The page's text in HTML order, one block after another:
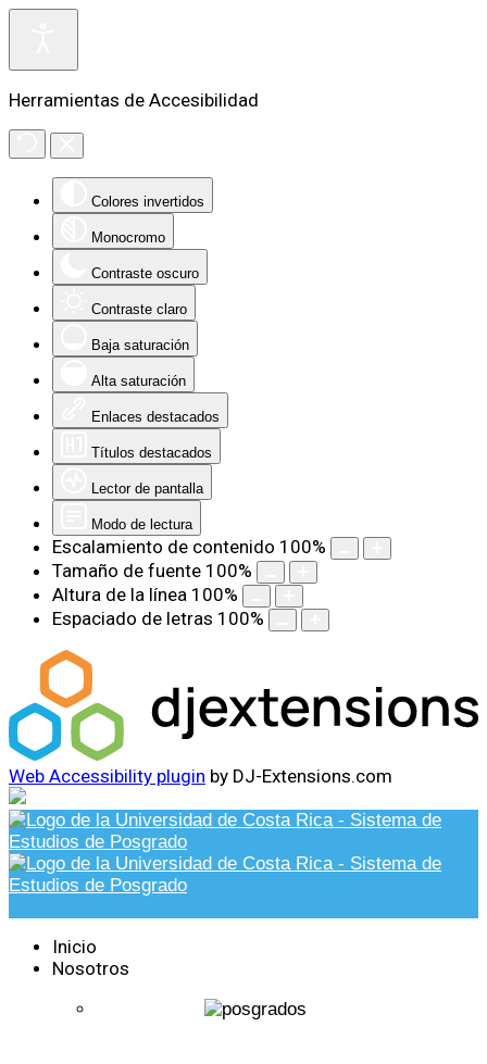
Herramientas de Accesibilidad
Colores invertidos
Monocromo
Contraste oscuro
Contraste claro
Baja saturación
Alta saturación
Enlaces destacados
Títulos destacados
Lector de pantalla
Modo de lectura
Escalamiento de contenido 100%
Tamaño de fuente 100%
Altura de la línea 100%
Espaciado de letras 100%
Web Accessibility plugin by DJ-Extensions.com
Inicio
Nosotros